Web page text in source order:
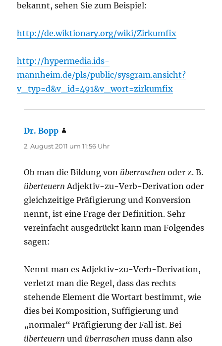
bekannt, sehen Sie zum Beispiel:
http://de.wiktionary.org/wiki/Zirkumfix
http://hypermedia.ids-
mannheim.de/pls/public/sysgram.ansicht?
v_typ=d&v_id=491&v_wort=zirkumfix
Dr. Bopp
2. August 2011 um 11:56 Uhr
Ob man die Bildung von überraschen oder z. B.
überteuern Adjektiv-zu-Verb-Derivation oder
gleichzeitige Präfigierung und Konversion
nennt, ist eine Frage der Definition. Sehr
vereinfacht ausgedrückt kann man Folgendes
sagen:
Nennt man es Adjektiv-zu-Verb-Derivation,
verletzt man die Regel, dass das rechts
stehende Element die Wortart bestimmt, wie
dies bei Komposition, Suffigierung und
„normaler“ Präfigierung der Fall ist. Bei
überteuern und überraschen muss dann also